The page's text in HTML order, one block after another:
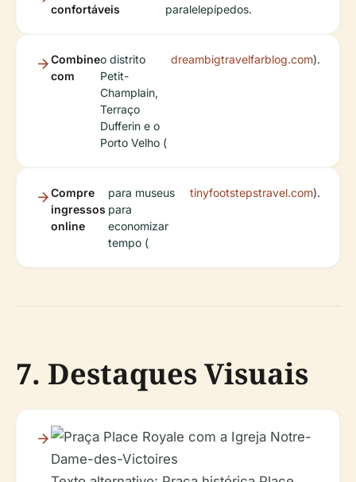
confortáveis
paralelepípedos.
Combine
com
o distrito
Petit-
Champlain,
Terraço
Dufferin e o
Porto Velho (
dreambigtravelfarblog.com).
Compre
ingressos
online
para museus
para
economizar
tempo (
tinyfootstepstravel.com).
7. Destaques Visuais